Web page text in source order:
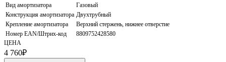
Вид амортизатора
Газовый
Конструкция амортизатора Двухтрубный
Крепление амортизатора
Верхний стержень, нижнее отверстие
Номер EAN/Штрих-код
8809752428580
ЦЕНА
4 760₽